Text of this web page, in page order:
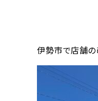
伊勢市で店舗